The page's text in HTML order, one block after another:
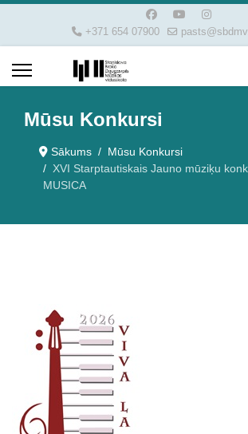
+371 654 07900
Mūsu Konkursi
Sākums
Mūsu Konkursi
XVI Starptautiskais Jauno mūziķu
MUSICA